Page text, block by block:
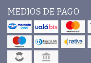
MEDIOS DE PAGO